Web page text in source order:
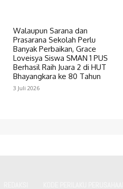
Walaupun Sarana dan
Prasarana Sekolah Perlu
Banyak Perbaikan, Grace
Loveisya Siswa SMAN 1 PUS
Berhasil Raih Juara 2 di HUT
Bhayangkara ke 80 Tahun
3 Juli 2026